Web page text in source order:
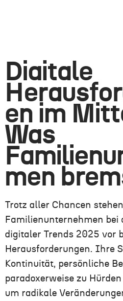
Digitale
en im
Was
men
Trotz aller Chancen stehen
Familienunternehmen bei
digitaler Trends 2025 vor
Herausforderungen. Ihre
Kontinuität, persönliche
paradoxerweise zu
um radikale